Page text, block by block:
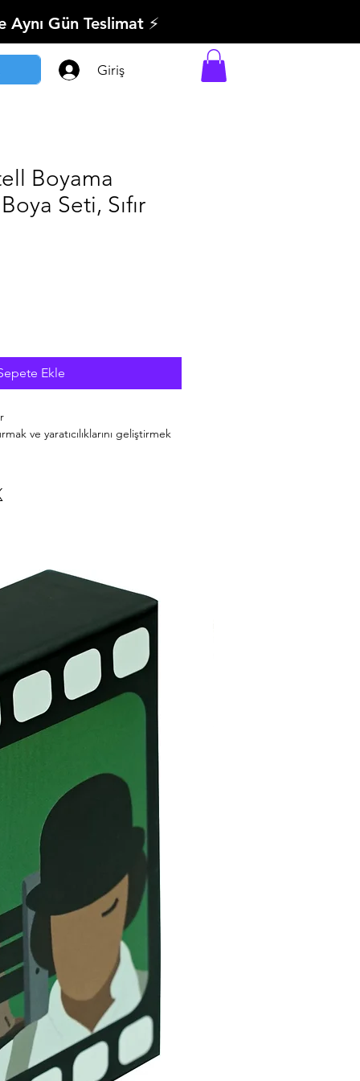
Gün Teslimat ⚡
Giriş
Boyama
Seti, Sıfır
Ekle
ve yaratıcılıklarını geliştirmek
amaçlı kullanılabilir
resme alıştırmak ve
6 renk keçeli kalem, 2B
kalem, metal kalemtraş ve silgi